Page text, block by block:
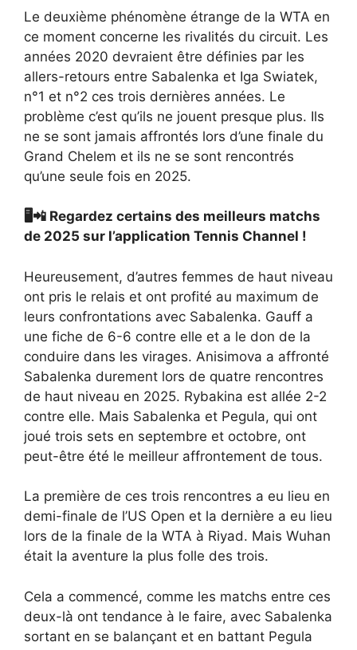
Le deuxième phénomène étrange de la WTA en
ce moment concerne les rivalités du circuit. Les
années 2020 devraient être définies par les
allers-retours entre Sabalenka et Iga Swiatek,
n°1 et n°2 ces trois dernières années. Le
problème c’est qu’ils ne jouent presque plus. Ils
ne se sont jamais affrontés lors d’une finale du
Grand Chelem et ils ne se sont rencontrés
qu’une seule fois en 2025.
🖥️📲 Regardez certains des meilleurs matchs
de 2025 sur l’application Tennis Channel !
Heureusement, d’autres femmes de haut niveau
ont pris le relais et ont profité au maximum de
leurs confrontations avec Sabalenka. Gauff a
une fiche de 6-6 contre elle et a le don de la
conduire dans les virages. Anisimova a affronté
Sabalenka durement lors de quatre rencontres
de haut niveau en 2025. Rybakina est allée 2-2
contre elle. Mais Sabalenka et Pegula, qui ont
joué trois sets en septembre et octobre, ont
peut-être été le meilleur affrontement de tous.
La première de ces trois rencontres a eu lieu en
demi-finale de l’US Open et la dernière a eu lieu
lors de la finale de la WTA à Riyad. Mais Wuhan
était la aventure la plus folle des trois.
Cela a commencé, comme les matchs entre ces
deux-là ont tendance à le faire, avec Sabalenka
sortant en se balançant et en battant Pegula